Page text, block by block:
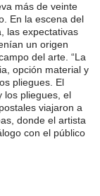
más de veinte
En la escena del
las expectativas
un origen
del arte. “La
opción material y
pliegues. El
los pliegues, el
viajaron a
donde el artista
con el público